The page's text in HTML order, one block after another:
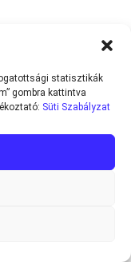
statisztikák
gombra kattintva
Süti Szabályzat